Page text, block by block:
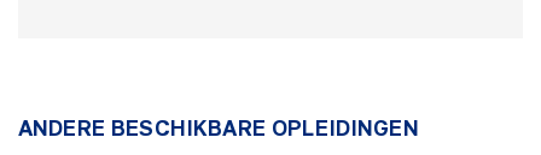
ANDERE BESCHIKBARE OPLEIDINGEN